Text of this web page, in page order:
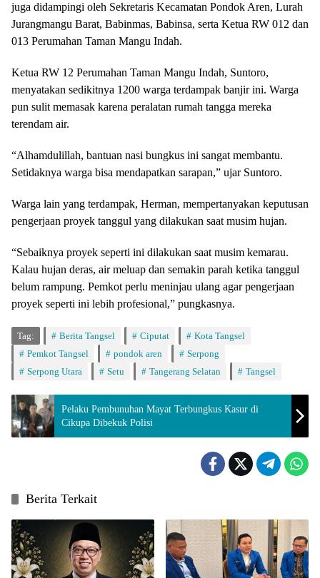
juga didampingi oleh Sekretaris Kecamatan Pondok Aren, Lurah
Jurangmangu Barat, Babinmas, Babinsa, serta Ketua RW 012 dan
013 Perumahan Taman Mangu Indah.
Ketua RW 12 Perumahan Taman Mangu Indah, Suntoro,
menyatakan sedikitnya 1200 warga terdampak banjir ini. Warga
pun sulit memasak karena peralatan rumah tangga mereka
terendam air.
“Alhamdulillah, bantuan nasi bungkus ini sangat membantu.
Setidaknya warga bisa mendapatkan sarapan,” ujar Suntoro.
Warga lain yang terdampak, Herman, mempertanyakan keputusan
pengerjaan proyek tanggul yang dilakukan saat musim hujan.
“Sebaiknya proyek seperti ini dilakukan saat musim kemarau.
Kalau hujan deras, air meluap dan semakin parah ketika tanggul
belum rampung. Pemkot perlu meninjau ulang agar pengerjaan
proyek seperti ini lebih profesional,” pungkasnya.
Tag: Berita Tangsel Ciputat
Kota Tangsel
Pemkot Tangsel
pondok aren
Serpong
Serpong Utara
Setu Tangerang Selatan Tangsel
Pelaku Pembunuhan Mayat Terbungkus Kasur di
Cikupa Dibekuk Polisi
Berita Terkait